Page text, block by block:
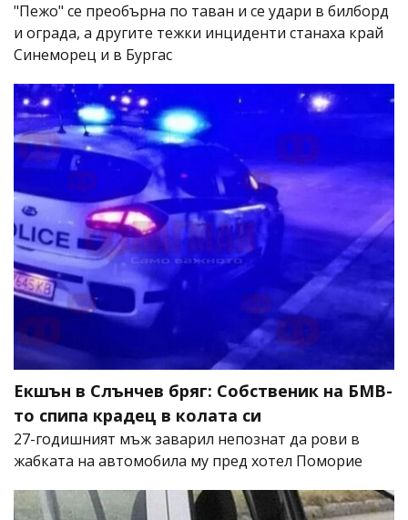
"Пежо" се преобърна по таван и се удари в билборд
и ограда, а другите тежки инциденти станаха край
Синеморец и в Бургас
Екшън в Слънчев бряг: Собственик на БМВ-
то спипа крадец в колата си
27-годишният мъж заварил непознат да рови в
жабката на автомобила му пред хотел Поморие